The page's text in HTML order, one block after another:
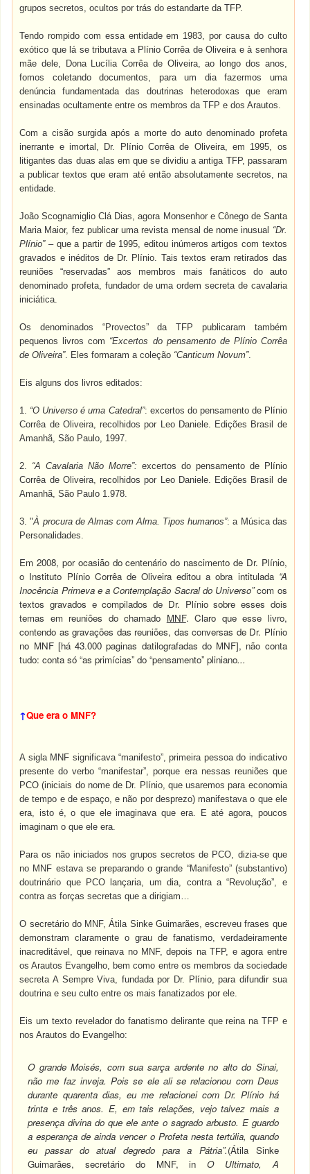
grupos secretos, ocultos por trás do estandarte da TFP.
Tendo rompido com essa entidade em 1983, por causa do culto
exótico que lá se tributava a Plínio Corrêa de Oliveira e à senhora
mãe dele, Dona Lucília Corrêa de Oliveira, ao longo dos anos,
fomos coletando documentos, para um dia fazermos uma
denúncia fundamentada das doutrinas heterodoxas que eram
ensinadas ocultamente entre os membros da TFP e dos Arautos.
Com a cisão surgida após a morte do auto denominado profeta
inerrante e imortal, Dr. Plínio Corrêa de Oliveira, em 1995, os
litigantes das duas alas em que se dividiu a antiga TFP, passaram
a publicar textos que eram até então absolutamente secretos, na
entidade.
João Scognamiglio Clá Dias, agora Monsenhor e Cônego de Santa
Maria Maior, fez publicar uma revista mensal de nome inusual “Dr.
Plínio”– que a partir de 1995, editou inúmeros artigos com textos
gravados e inéditos de Dr. Plínio. Tais textos eram retirados das
reuniões “reservadas” aos membros mais fanáticos do auto
denominado profeta, fundador de uma ordem secreta de cavalaria
iniciática.
Os denominados “Provectos” da TFP publicaram também
pequenos livros com “Excertos do pensamento de Plínio Corrêa
de Oliveira”. Eles formaram a coleção “Canticum Novum”.
Eis alguns dos livros editados:
1. “O Universo é uma Catedral”: excertos do pensamento de Plínio
Corrêa de Oliveira, recolhidos por Leo Daniele. Edições Brasil de
Amanhã, São Paulo, 1997.
2. “A Cavalaria Não Morre”: excertos do pensamento de Plínio
Corrêa de Oliveira, recolhidos por Leo Daniele. Edições Brasil de
Amanhã, São Paulo 1.978.
3. "À procura de Almas com Alma. Tipos humanos”: a Música das
Personalidades.
Em 2008, por ocasião do centenário do nascimento de Dr. Plínio,
o Instituto Plínio Corrêa de Oliveira editou a obra intitulada “A
Inocência Primeva e a Contemplação Sacral do Universo”com os
textos gravados e compilados de Dr. Plínio sobre esses dois
temas em reuniões do chamado MNF. Claro que esse livro,
contendo as gravações das reuniões, das conversas de Dr. Plínio
no MNF [há 43.000 paginas datilografadas do MNF], não conta
tudo: conta só “as primícias” do “pensamento” pliniano...
↑Que era o MNF?
A sigla MNF significava “manifesto”, primeira pessoa do indicativo
presente do verbo “manifestar”, porque era nessas reuniões que
PCO (iniciais do nome de Dr. Plínio, que usaremos para economia
de tempo e de espaço, e não por desprezo) manifestava o que ele
era, isto é, o que ele imaginava que era. E até agora, poucos
imaginam o que ele era.
Para os não iniciados nos grupos secretos de PCO, dizia-se que
no MNF estava se preparando o grande “Manifesto” (substantivo)
doutrinário que PCO lançaria, um dia, contra a “Revolução”, e
contra as forças secretas que a dirigiam…
O secretário do MNF, Átila Sinke Guimarães, escreveu frases que
demonstram claramente o grau de fanatismo, verdadeiramente
inacreditável, que reinava no MNF, depois na TFP, e agora entre
os Arautos Evangelho, bem como entre os membros da sociedade
secreta A Sempre Viva, fundada por Dr. Plínio, para difundir sua
doutrina e seu culto entre os mais fanatizados por ele.
Eis um texto revelador do fanatismo delirante que reina na TFP e
nos Arautos do Evangelho:
O grande Moisés, com sua sarça ardente no alto do Sinai,
não me faz inveja. Pois se ele ali se relacionou com Deus
durante quarenta dias, eu me relacionei com Dr. Plínio há
trinta e três anos. E, em tais relações, vejo talvez mais a
presença divina do que ele ante o sagrado arbusto. E guardo
a esperança de ainda vencer o Profeta nesta tertúlia, quando
eu passar do atual degredo para a Pátria”.(Átila Sinke
Guimarães, secretário do MNF, in O Ultimato, A